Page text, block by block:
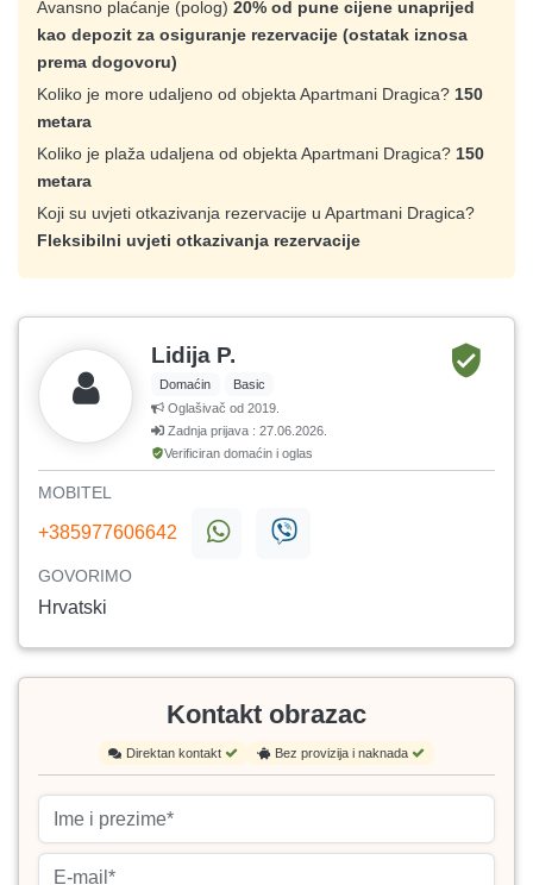
Avansno plaćanje (polog) 20% od pune cijene unaprijed
kao depozit za osiguranje rezervacije (ostatak iznosa
prema dogovoru)
Koliko je more udaljeno od objekta Apartmani Dragica? 150
metara
Koliko je plaža udaljena od objekta Apartmani Dragica? 150
metara
Koji su uvjeti otkazivanja rezervacije u Apartmani Dragica?
Fleksibilni uvjeti otkazivanja rezervacije
Lidija P.
Domaćin
Basic
Oglašivač od 2019.
Zadnja prijava : 27.06.2026.
Verificiran domaćin i oglas
MOBITEL
+385977606642
GOVORIMO
Hrvatski
Kontakt obrazac
Direktan kontakt Bez provizija i naknada